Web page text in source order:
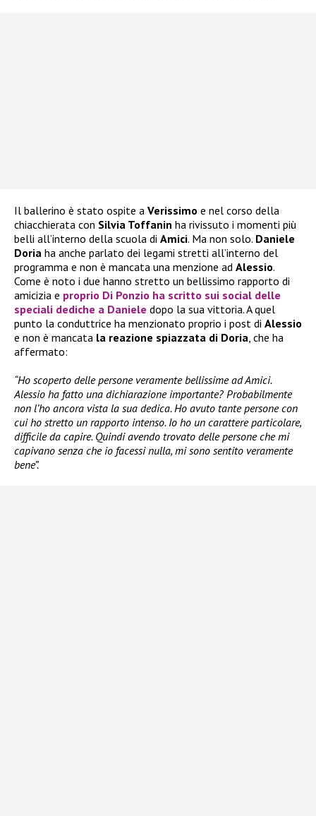
Il ballerino è stato ospite a Verissimo e nel corso della
chiacchierata con Silvia Toffanin ha rivissuto i momenti più
belli all’interno della scuola di Amici. Ma non solo. Daniele
Doria ha anche parlato dei legami stretti all’interno del
programma e non è mancata una menzione ad Alessio.
Come è noto i due hanno stretto un bellissimo rapporto di
amicizia e proprio Di Ponzio ha scritto sui social delle
speciali dediche a Daniele dopo la sua vittoria. A quel
punto la conduttrice ha menzionato proprio i post di Alessio
e non è mancata la reazione spiazzata di Doria, che ha
affermato:
“Ho scoperto delle persone veramente bellissime ad Amici.
Alessio ha fatto una dichiarazione importante? Probabilmente
non l’ho ancora vista la sua dedica. Ho avuto tante persone con
cui ho stretto un rapporto intenso. Io ho un carattere particolare,
difficile da capire. Quindi avendo trovato delle persone che mi
capivano senza che io facessi nulla, mi sono sentito veramente
bene”.